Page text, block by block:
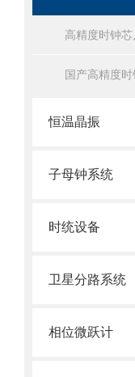
高精度时钟芯
国产高精度
恒温晶振
子母钟系统
时统设备
卫星分路系统
相位微跃计